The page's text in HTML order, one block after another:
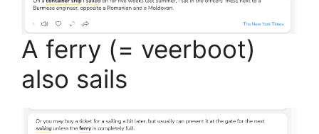
A ferry (= veerboot)
also sails